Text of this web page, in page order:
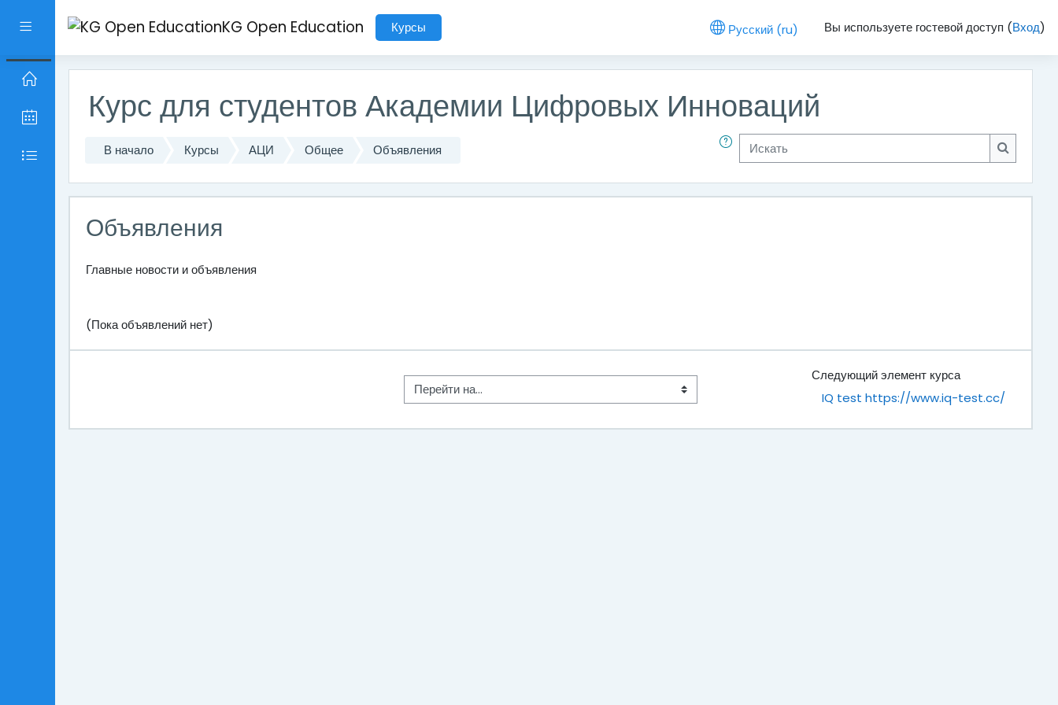
Боковая панель KG Open Education Курсы Русский ‎(ru)‎ Вы используете гостевой доступ (Вход)
Курс для студентов Академии Цифровых Инноваций
В начало Курсы АЦИ Общее Объявления Искать
Искать
Объявления
Главные новости и объявления
(Пока объявлений нет)
Перейти на...
Следующий элемент курса
IQ test https://www.iq-test.cc/